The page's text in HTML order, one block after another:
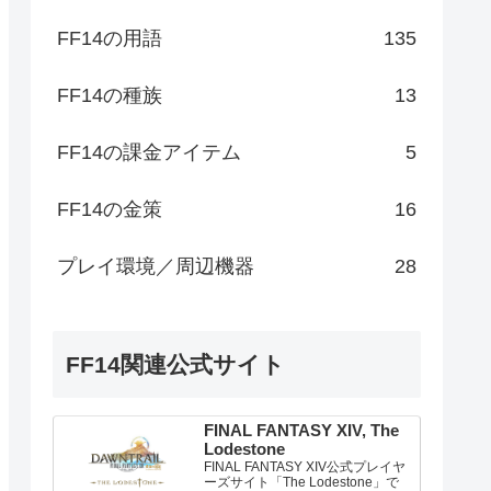
FF14の用語 135
FF14の種族 13
FF14の課金アイテム 5
FF14の金策 16
プレイ環境／周辺機器 28
FF14関連公式サイト
FINAL FANTASY XIV, The
Lodestone
FINAL FANTASY XIV公式プレイヤ
ーズサイト「The Lodestone」で